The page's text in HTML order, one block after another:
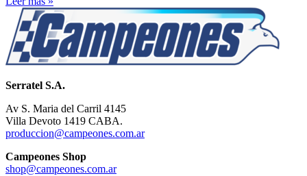
Serratel S.A.
Av S. Maria del Carril 4145
Villa Devoto 1419 CABA.
produccion@campeones.com.ar
Campeones Shop
shop@campeones.com.ar